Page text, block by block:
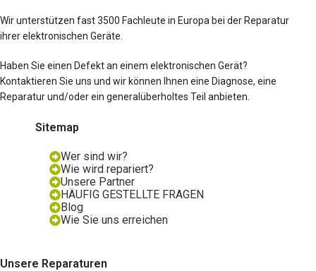
Wir unterstützen fast 3500 Fachleute in Europa bei der Reparatur
ihrer elektronischen Geräte.
Haben Sie einen Defekt an einem elektronischen Gerät?
Kontaktieren Sie uns und wir können Ihnen eine Diagnose, eine
Reparatur und/oder ein generalüberholtes Teil anbieten.
Sitemap
Wer sind wir?
Wie wird repariert?
Unsere Partner
HÄUFIG GESTELLTE FRAGEN
Blog
Wie Sie uns erreichen
Unsere Reparaturen